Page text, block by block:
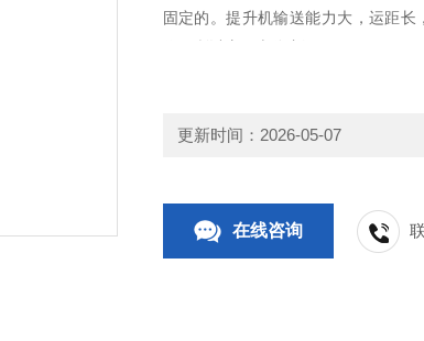
固定的。提升机输送能力大，运距
更新时间：2026-05-07
在线咨询